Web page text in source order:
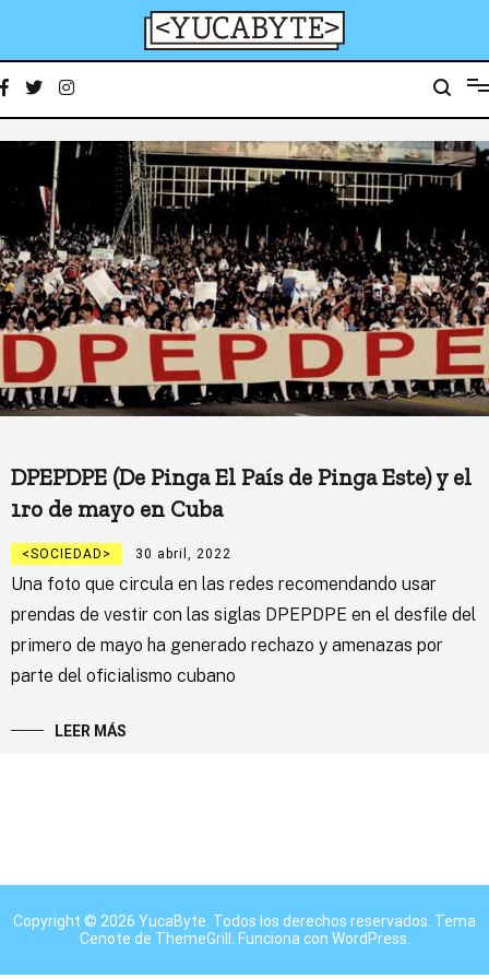
YucaByte
DPEPDPE (De Pinga El País de Pinga Este) y el
1ro de mayo en Cuba
SOCIEDAD 30 abril, 2022
Una foto que circula en las redes recomendando usar
prendas de vestir con las siglas DPEPDPE en el desfile del
primero de mayo ha generado rechazo y amenazas por
parte del oficialismo cubano
LEER MÁS
Copyright © 2026 YucaByte . Todos los derechos reservados. Tema
Cenote de ThemeGrill. Funciona con WordPress